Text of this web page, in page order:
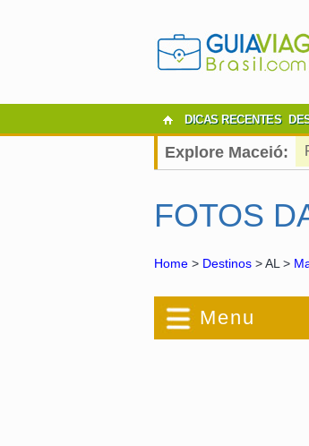
DICAS RECENTES
Explore Maceió:
FOTOS
Home > Destinos > AL >
Menu